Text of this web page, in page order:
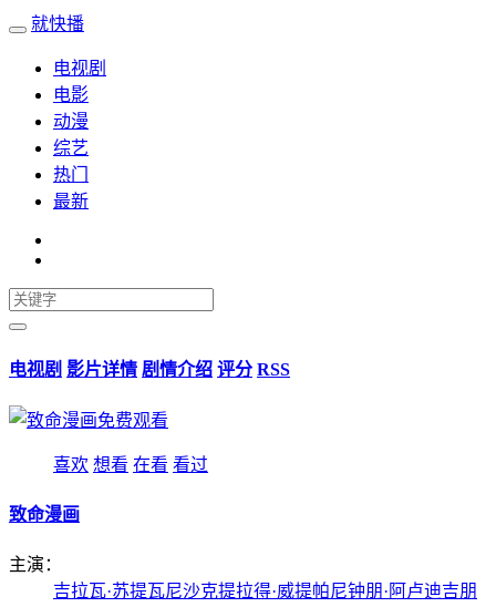
就快播
电视剧
电影
动漫
综艺
热门
最新
电视剧 影片详情 剧情介绍 评分 RSS
喜欢 想看 在看 看过
致命漫画
主演：
吉拉瓦·苏提瓦尼沙克提拉得·威提帕尼钟朋·阿卢迪吉朋